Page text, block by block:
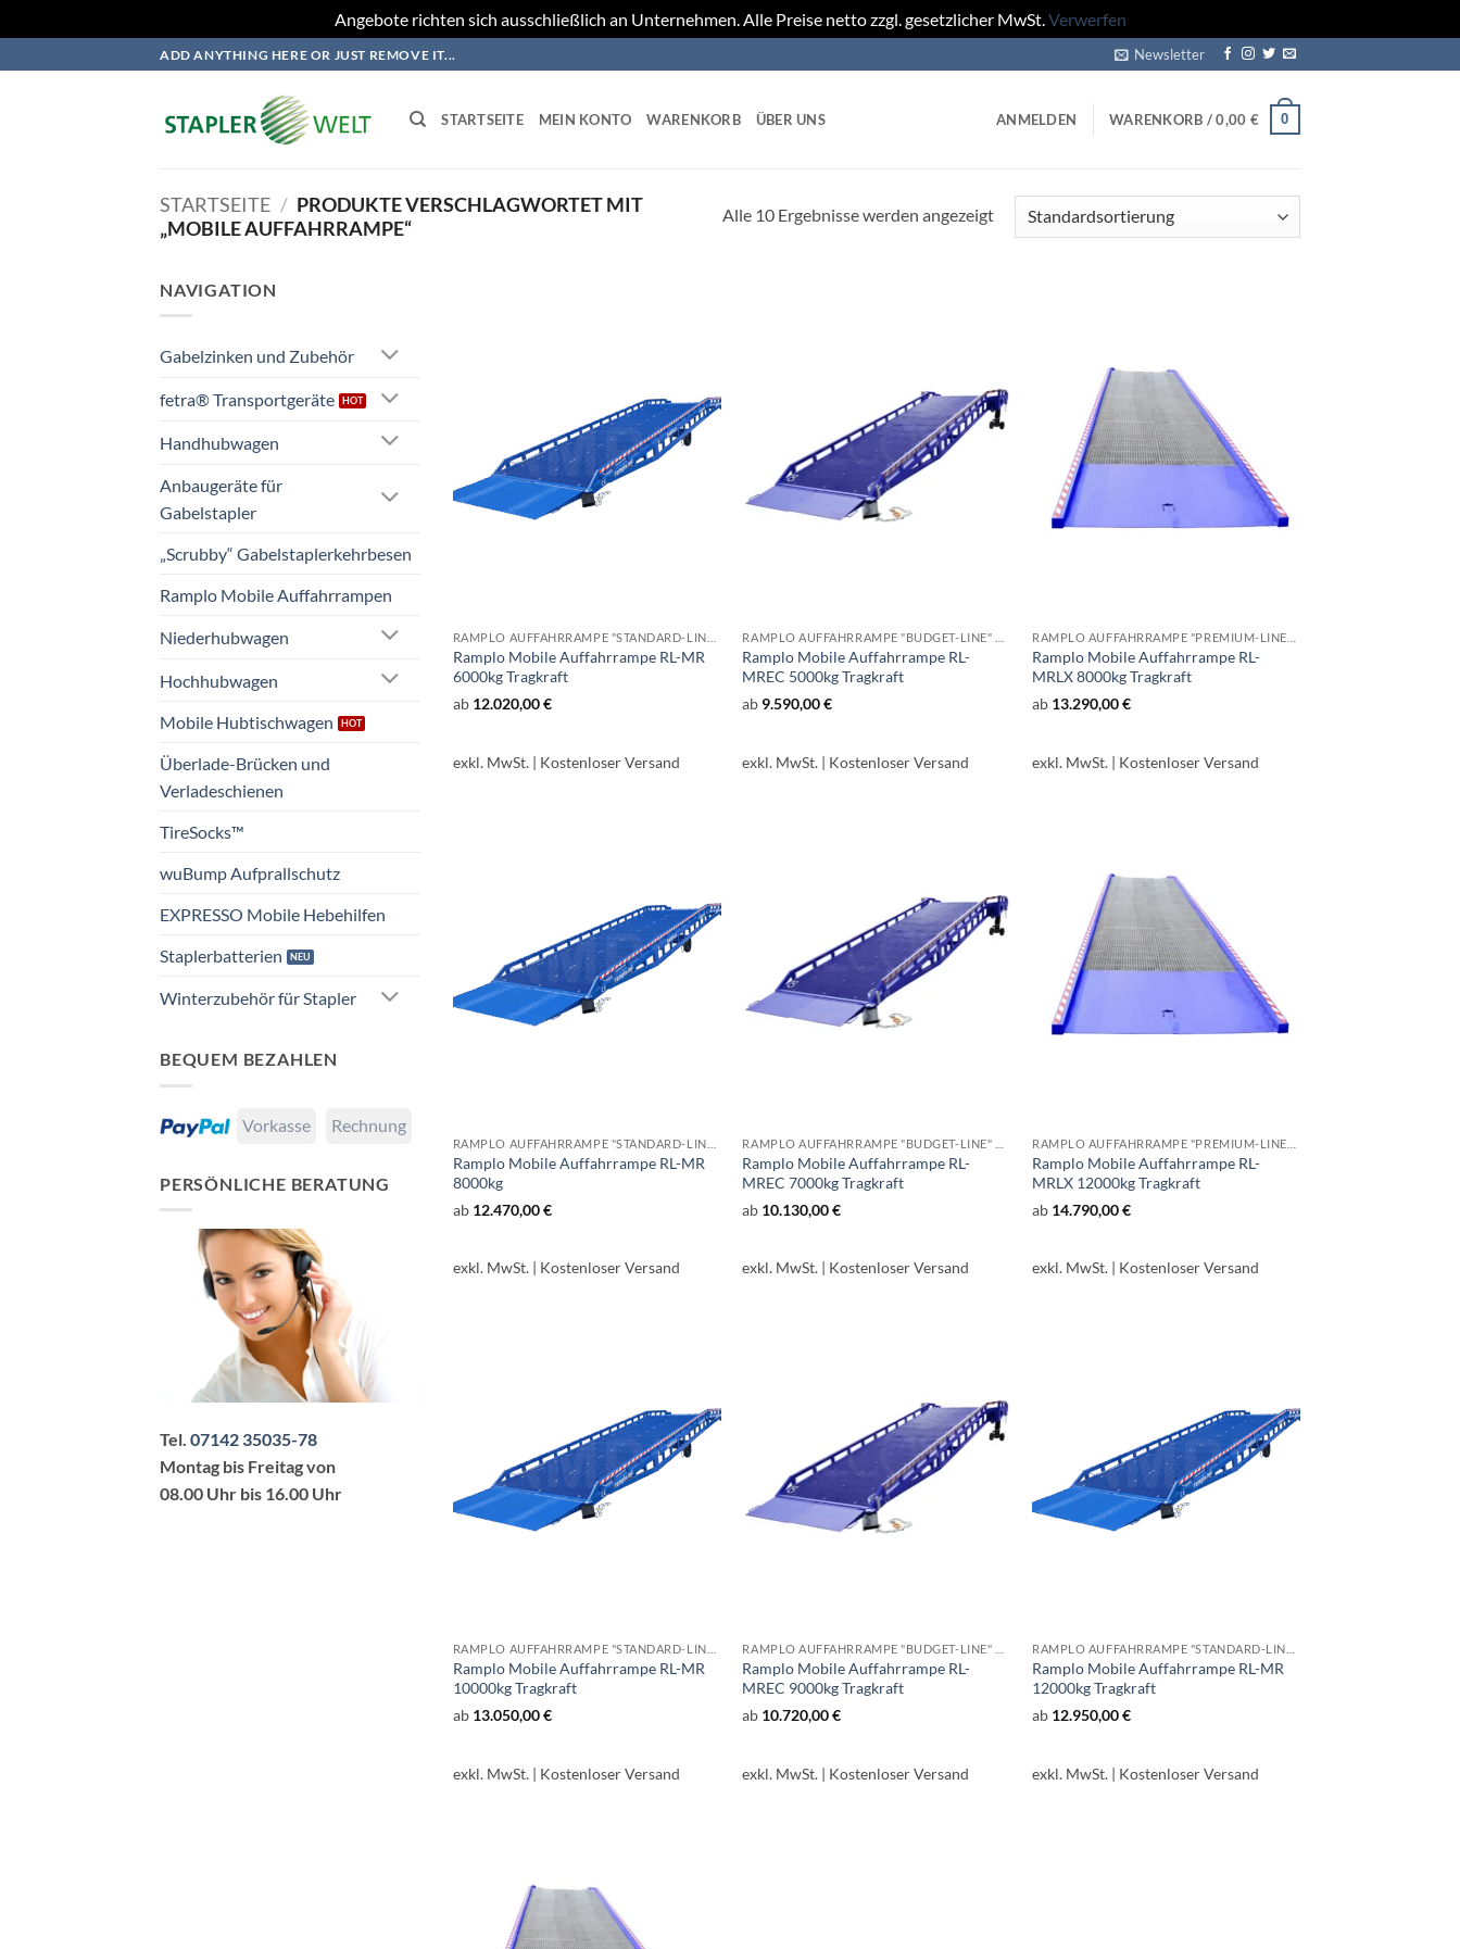
Angebote richten sich ausschließlich an Unternehmen. Alle Preise netto zzgl. gesetzlicher MwSt.Verwerfen
Inhalt
ADD ANYTHING HERE OR JUST REMOVE IT... Newsletter
STARTSEITE MEIN KONTO WARENKORB ÜBER UNS ANMELDEN WARENKORB /0,00 € 0
STARTSEITE / PRODUKTE VERSCHLAGWORTET MIT
„MOBILE AUFFAHRRAMPE“
Alle 10 Ergebnisse werden angezeigt
NAVIGATION
Gabelzinken und Zubehör
fetra® Transportgeräte
Handhubwagen
Anbaugeräte für
Gabelstapler
„Scrubby“ Gabelstaplerkehrbesen
Ramplo Mobile Auffahrrampen
Niederhubwagen
Hochhubwagen
Mobile Hubtischwagen
Überlade-Brücken und
Verladeschienen
TireSocks™
wuBump Aufprallschutz
EXPRESSO Mobile Hebehilfen
Staplerbatterien
Winterzubehör für Stapler
BEQUEM BEZAHLEN
Vorkasse Rechnung
PERSÖNLICHE BERATUNG
Tel. 07142 35035-78
Montag bis Freitag von
08.00 Uhr bis 16.00 Uhr
Ramplo Mobile Auffahrrampe RL-MR
6000kg Tragkraft
ab 12.020,00€
exkl. MwSt. | Kostenloser Versand
Ramplo Mobile Auffahrrampe RL-
MREC 5000kg Tragkraft
ab 9.590,00€
exkl. MwSt. | Kostenloser Versand
Ramplo Mobile Auffahrrampe RL-
MRLX 8000kg Tragkraft
ab 13.290,00€
exkl. MwSt. | Kostenloser Versand
Ramplo Mobile Auffahrrampe RL-MR
8000kg
ab 12.470,00€
exkl. MwSt. | Kostenloser Versand
Ramplo Mobile Auffahrrampe RL-
MREC 7000kg Tragkraft
ab 10.130,00€
exkl. MwSt. | Kostenloser Versand
Ramplo Mobile Auffahrrampe RL-
MRLX 12000kg Tragkraft
ab 14.790,00€
exkl. MwSt. | Kostenloser Versand
Ramplo Mobile Auffahrrampe RL-MR
10000kg Tragkraft
ab 13.050,00€
exkl. MwSt. | Kostenloser Versand
Ramplo Mobile Auffahrrampe RL-
MREC 9000kg Tragkraft
ab 10.720,00€
exkl. MwSt. | Kostenloser Versand
Ramplo Mobile Auffahrrampe RL-MR
12000kg Tragkraft
ab 12.950,00€
exkl. MwSt. | Kostenloser Versand